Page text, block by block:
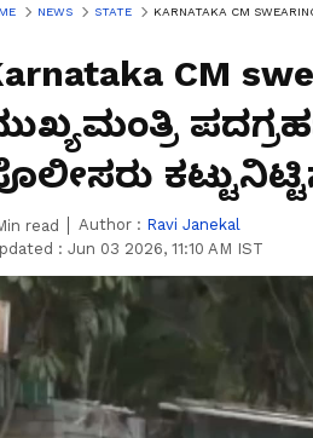
NEWS STATE KARNATAKA CM
CM
read Author : Ravi Janekal
: Jun 03 2026, 11:10 AM IST